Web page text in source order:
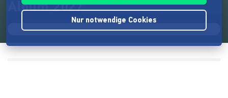
Album 2027
Nur notwendige Cookies